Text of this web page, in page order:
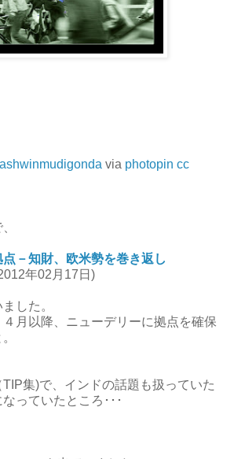
ashwinmudigonda via photopin cc
－知財、欧米勢を巻き返し
年02月17日)
した。
月以降、ニューデリーに拠点を確保
集)で、インドの話題も扱っていた
っていたところ･･･